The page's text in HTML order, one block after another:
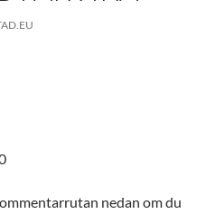
nedan om du